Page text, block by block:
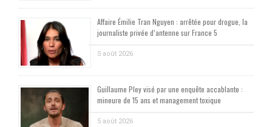
Affaire Émilie Tran Nguyen : arrêtée pour drogue, la
journaliste privée d’antenne sur France 5
5 août 2026
Guillaume Pley visé par une enquête accablante :
mineure de 15 ans et management toxique
5 août 2026